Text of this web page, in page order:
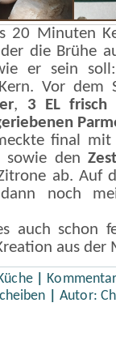
20 Minuten
die Brühe
er sein
Vor dem
, 3 EL frisch
final
sowie den
ab. Auf
noch
auch schon
aus der
|Autor: